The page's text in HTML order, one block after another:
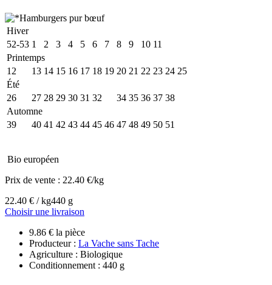
Hiver
52-53 1 2 3 4 5 6 7 8 9 10 11
Printemps
12
13 14 15 16 17 18 19 20 21 22 23 24 25
Été
26
27 28 29 30 31 32 34 35 36 37 38
Automne
39
40 41 42 43 44 45 46 47 48 49 50 51
Bio européen
Prix de vente : 22.40 €/kg
22.40 € / kg440 g
Choisir une livraison
9.86 € la pièce
Producteur : La Vache sans Tache
Agriculture : Biologique
Conditionnement : 440 g